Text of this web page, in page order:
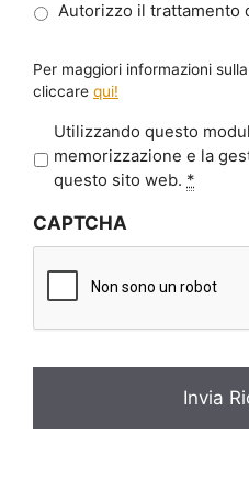
Autorizzo il trattamento
Per maggiori informazioni
cliccare qui!
r
a
c
*
Utilizzando questo
memorizzazione e la
questo sito web. *
CAPTCHA